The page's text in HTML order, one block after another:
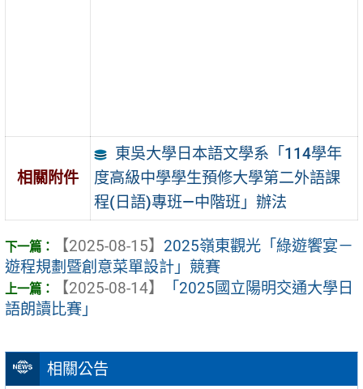
相關公告
相關附件
東吳大學日本語文學系「114學年
度高級中學學生預修大學第二外語課
程(日語)專班—中階班」辦法
【2025-08-15】 2025嶺東觀光「綠遊饗宴－
遊程規劃暨創意菜單設計」競賽
【2025-08-14】
「2025國立陽明交通大學日
語朗讀比賽」